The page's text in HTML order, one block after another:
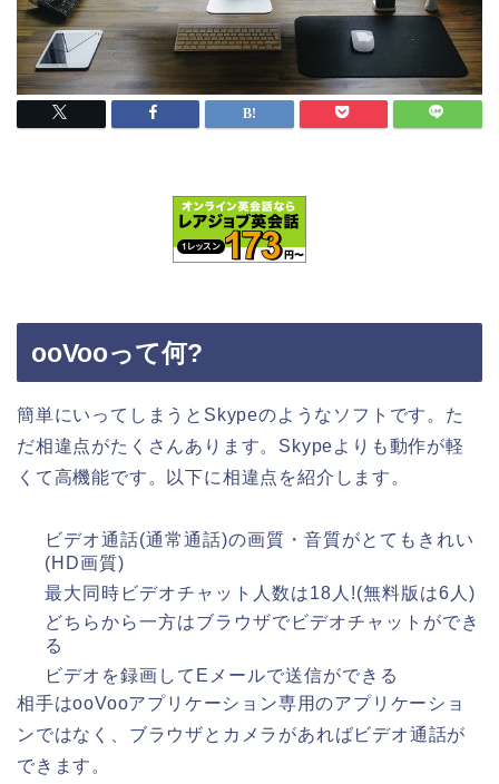
ooVooって何?
簡単にいってしまうとSkypeのようなソフトです。た
だ相違点がたくさんあります。Skypeよりも動作が軽
くて高機能です。以下に相違点を紹介します。
ビデオ通話(通常通話)の画質・音質がとてもきれい
(HD画質)
最大同時ビデオチャット人数は18人!(無料版は6人)
どちらから一方はブラウザでビデオチャットができ
る
ビデオを録画してEメールで送信ができる
相手はooVooアプリケーション専用のアプリケーショ
ンではなく、ブラウザとカメラがあればビデオ通話が
できます。